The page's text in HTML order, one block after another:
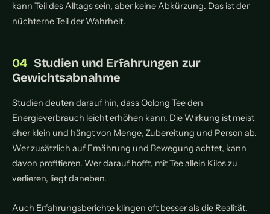
kann Teil des Alltags sein, aber keine Abkürzung. Das ist der
nüchterne Teil der Wahrheit.
Studien und Erfahrungen zur
Gewichtsabnahme
Studien deuten darauf hin, dass Oolong Tee den
Energieverbrauch leicht erhöhen kann. Die Wirkung ist meist
eher klein und hängt von Menge, Zubereitung und Person ab.
Wer zusätzlich auf Ernährung und Bewegung achtet, kann
davon profitieren. Wer darauf hofft, mit Tee allein Kilos zu
verlieren, liegt daneben.
Auch Erfahrungsberichte klingen oft besser als die Realität.